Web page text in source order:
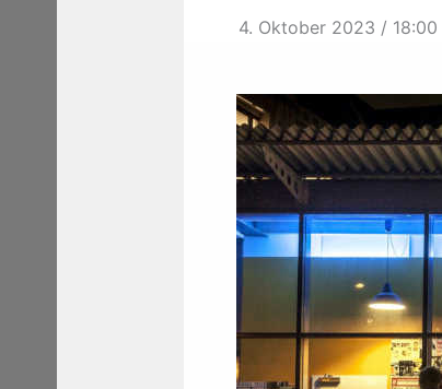
4. Oktober 2023 / 18:00